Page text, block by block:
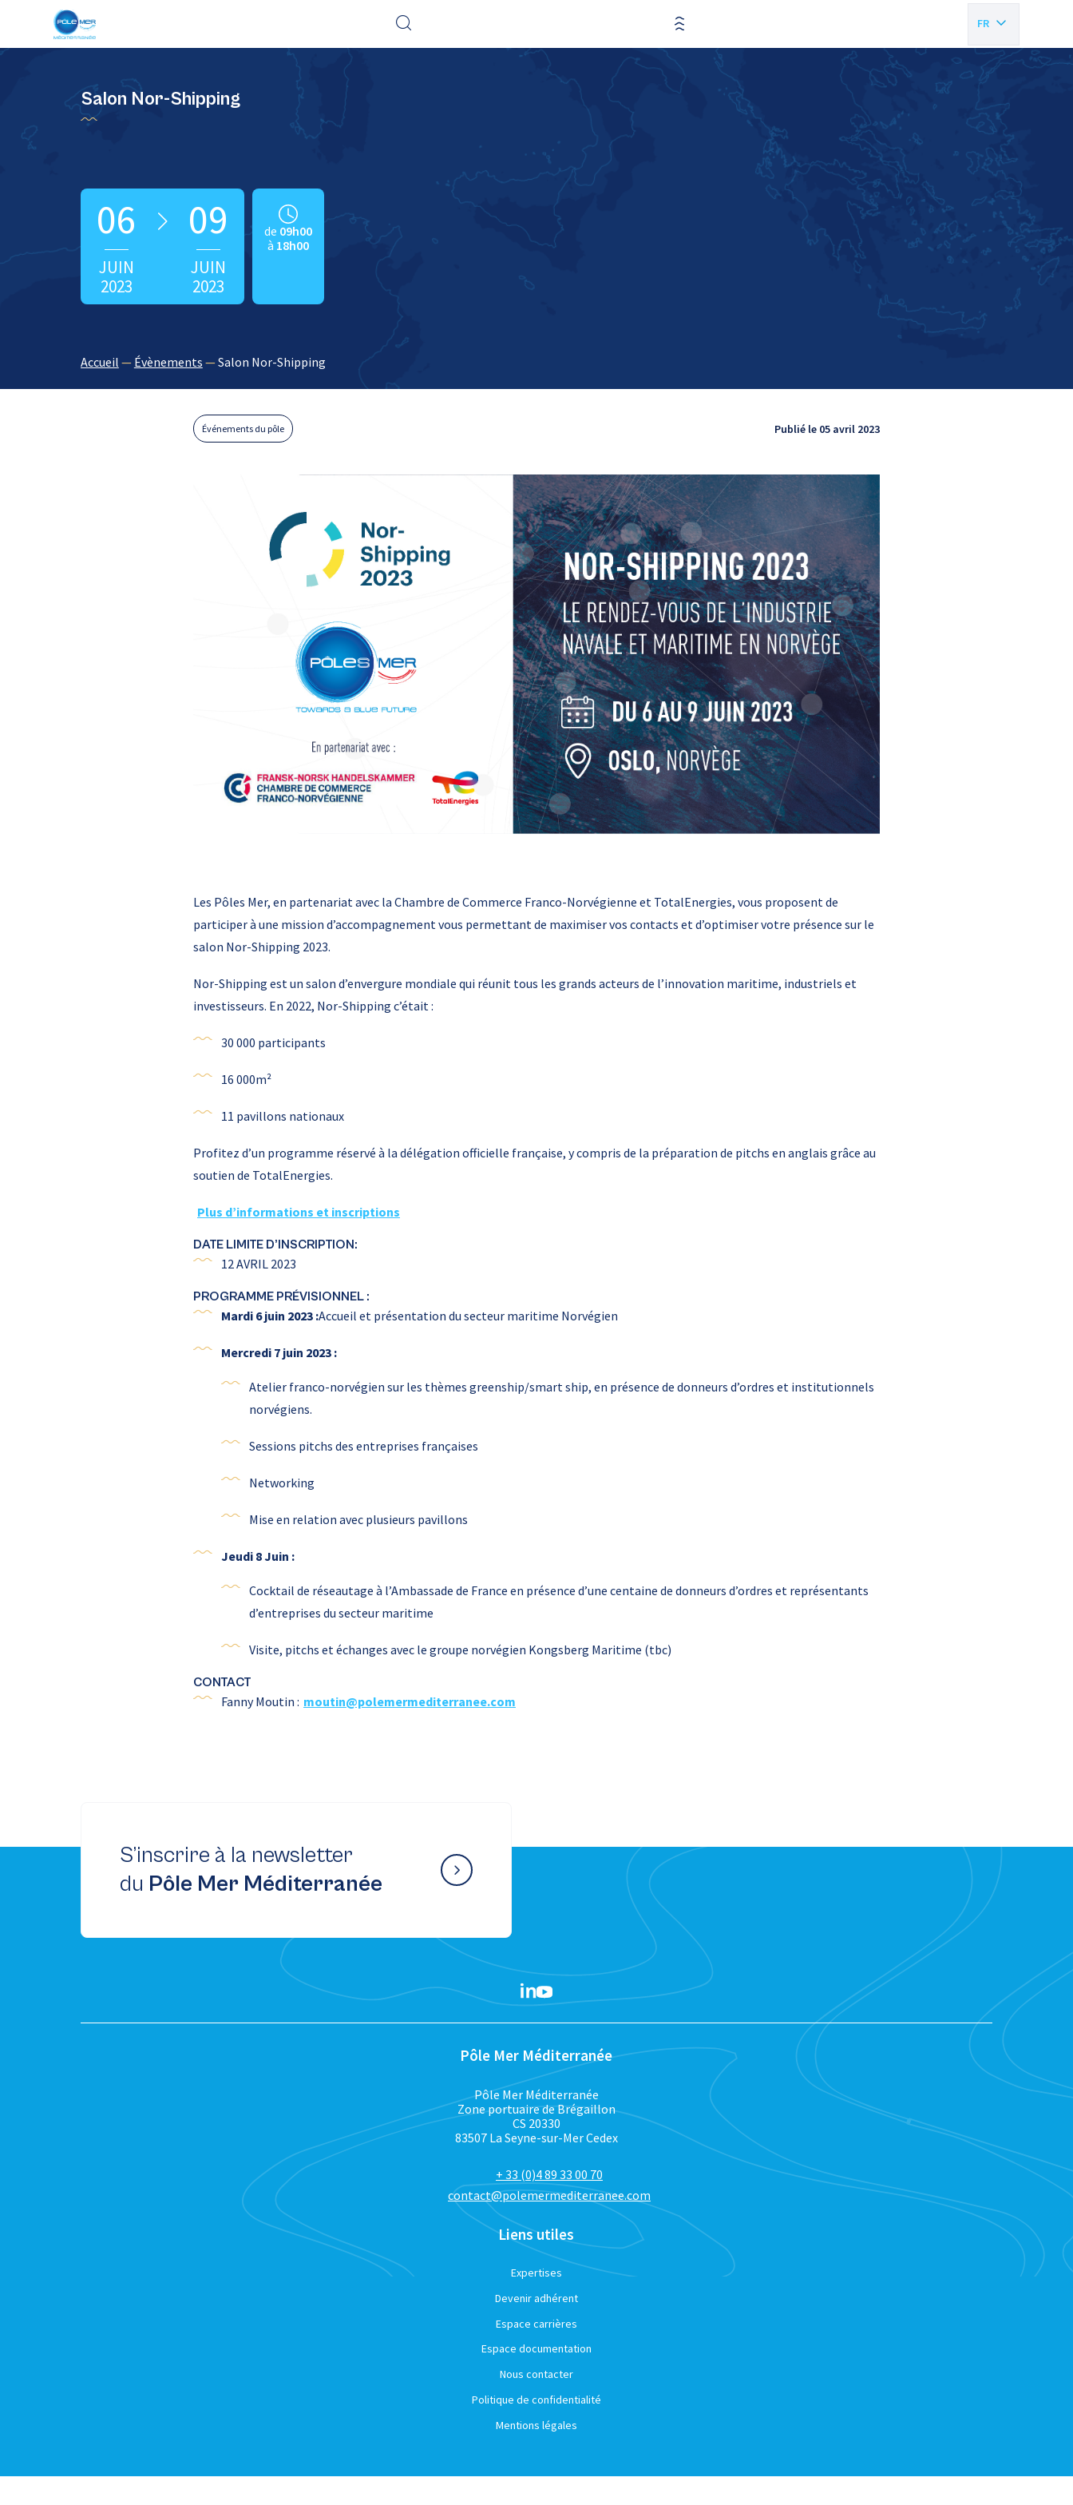
FR
EN
Salon Nor-Shipping
06
JUIN
2023
09
JUIN
2023
de 09h00
à 18h00
Accueil — Évènements —Salon Nor-Shipping
Événements du pôle Publié le 05 avril 2023
Les Pôles Mer, en partenariat avec la Chambre de Commerce Franco-Norvégienne et TotalEnergies, vous proposent de
participer à une mission d’accompagnement vous permettant de maximiser vos contacts et d’optimiser votre présence sur le
salon Nor-Shipping 2023.
Nor-Shipping est un salon d’envergure mondiale qui réunit tous les grands acteurs de l’innovation maritime, industriels et
investisseurs. En 2022, Nor-Shipping c’était :
30 000 participants
16 000m²
11 pavillons nationaux
Profitez d’un programme réservé à la délégation officielle française, y compris de la préparation de pitchs en anglais grâce au
soutien de TotalEnergies.
Plus d’informations et inscriptions
DATE LIMITE D’INSCRIPTION:
12 AVRIL 2023
PROGRAMME PRÉVISIONNEL :
Mardi 6 juin 2023 :Accueil et présentation du secteur maritime Norvégien
Mercredi 7 juin 2023 :
Atelier franco-norvégien sur les thèmes greenship/smart ship, en présence de donneurs d’ordres et institutionnels
norvégiens.
Sessions pitchs des entreprises françaises
Networking
Mise en relation avec plusieurs pavillons
Jeudi 8 Juin :
Cocktail de réseautage à l’Ambassade de France en présence d’une centaine de donneurs d’ordres et représentants
d’entreprises du secteur maritime
Visite, pitchs et échanges avec le groupe norvégien Kongsberg Maritime (tbc)
CONTACT
Fanny Moutin : moutin@polemermediterranee.com
S’inscrire à la newsletter
du Pôle Mer Méditerranée
Pôle Mer Méditerranée
Pôle Mer Méditerranée
Zone portuaire de Brégaillon
CS 20330
83507 La Seyne-sur-Mer Cedex
+ 33 (0)4 89 33 00 70
contact@polemermediterranee.com
Liens utiles
Expertises
Devenir adhérent
Espace carrières
Espace documentation
Nous contacter
Politique de confidentialité
Mentions légales
Panneau de gestion des cookies